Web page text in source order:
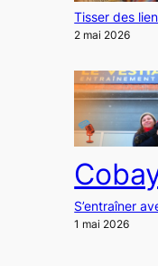
Tisser des
2 mai 2026
S’entraîner
1 mai 2026